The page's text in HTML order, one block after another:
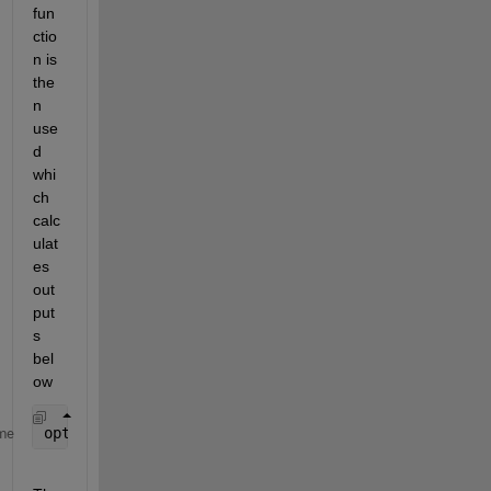
fun
ctio
n is
the
n
use
d
whi
ch
calc
ulat
es
out
put
s
bel
ow
opt_a, opt_b, Fmin/1000, opt_phi